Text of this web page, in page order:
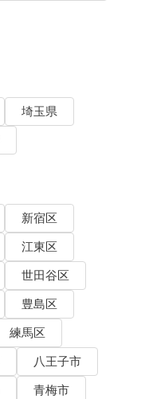
埼玉県
新宿区
江東区
世田谷区
豊島区
練馬区
八王子市
青梅市